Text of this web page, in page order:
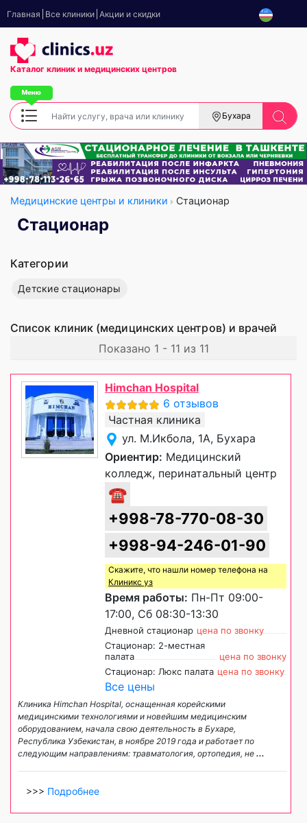
Главная Все клиники Акции и скидки
Каталог клиник и медицинских центров
Бухара
Медицинские центры и клиники Стационар
Стационар
Категории
Детские стационары
Список клиник (медицинских центров) и врачей
Показано 1 - 11 из 11
Himchan Hospital
6 отзывов
Частная клиника
ул. М.Икбола, 1А, Бухара
Ориентир: Медицинский
колледж, перинатальный центр
☎
+998-78-770-08-30
+998-94-246-01-90
Скажите, что нашли номер телефона на
Клиникс уз
Время работы: Пн-Пт 09:00-
17:00, Сб 08:30-13:30
Дневной стационар цена по звонку
Стационар: 2-местная
палата
цена по звонку
Стационар: Люкс палата цена по звонку
Все цены
Клиника Himchan Hospital, оснащенная корейскими
медицинскими технологиями и новейшим медицинским
оборудованием, начала свою деятельность в Бухаре,
Республика Узбекистан, в ноябре 2019 года и работает по
следующим направлениям: травматология, ортопедия, не ...
>>> Подробнее